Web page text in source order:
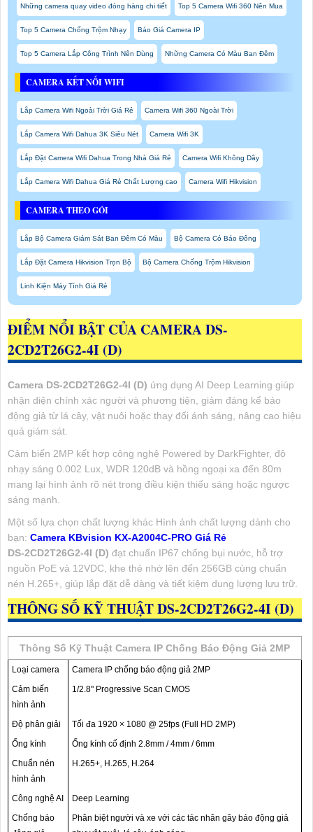
Những camera quay video đóng hàng chi tiết Top 5 Camera Wifi 360 Nên Mua
Top 5 Camera Chống Trộm Nhạy Báo Giá Camera IP
Top 5 Camera Lắp Công Trình Nên Dùng Những Camera Có Màu Ban Đêm
CAMERA KẾT NỐI WIFI
Lắp Camera Wifi Ngoài Trời Giá Rẻ Camera Wifi 360 Ngoài Trời
Lắp Camera Wifi Dahua 3K Siêu Nét Camera Wifi 3K
Lắp Đặt Camera Wifi Dahua Trong Nhà Giá Rẻ Camera Wifi Không Dây
Lắp Camera Wifi Dahua Giá Rẻ Chất Lượng cao Camera Wifi Hikvision
CAMERA THEO GÓI
Lắp Bộ Camera Giám Sát Ban Đêm Có Màu Bộ Camera Có Báo Đông
Lắp Đặt Camera Hikvision Trọn Bộ Bộ Camera Chống Trộm Hikvision
Linh Kiện Máy Tính Giá Rẻ
ĐIỂM NỔI BẬT CỦA CAMERA DS-
2CD2T26G2-4I (D)
Camera DS-2CD2T26G2-4I (D) ứng dụng AI Deep Learning giúp
nhận diện chính xác người và phương tiện, giảm đáng kể báo
động giả từ lá cây, vật nuôi hoặc thay đổi ánh sáng, nâng cao hiệu
quả giám sát.
Cảm biến 2MP kết hợp công nghệ Powered by DarkFighter, độ
nhạy sáng 0.002 Lux, WDR 120dB và hồng ngoại xa đến 80m
mang lại hình ảnh rõ nét trong điều kiện thiếu sáng hoặc ngược
sáng mạnh.
Một số lựa chọn chất lượng khác Hình ảnh chất lượng dành cho
bạn: Camera KBvision KX-A2004C-PRO Giá Rẻ
DS-2CD2T26G2-4I (D) đạt chuẩn IP67 chống bụi nước, hỗ trợ
nguồn PoE và 12VDC, khe thẻ nhớ lên đến 256GB cùng chuẩn
nén H.265+, giúp lắp đặt dễ dàng và tiết kiệm dung lượng lưu trữ.
THÔNG SỐ KỸ THUẬT DS-2CD2T26G2-4I (D)
Thông Số Kỹ Thuật Camera IP Chống Báo Động Giả 2MP
Loại camera
Camera IP chống báo động giả 2MP
Cảm biến
hình ảnh
1/2.8" Progressive Scan CMOS
Độ phân giải
Tối đa 1920 × 1080 @ 25fps (Full HD 2MP)
Ống kính
Ống kính cố định 2.8mm / 4mm / 6mm
Chuẩn nén
hình ảnh
H.265+, H.265, H.264
Công nghệ AI
Deep Learning
Chống báo
Phân biệt người và xe với các tác nhân gây báo động giả